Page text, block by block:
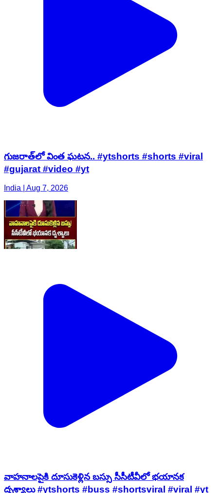
గుజరాత్‌లో వింత ఘటన.. #ytshorts #shorts #viral
#gujarat #video #yt
India | Aug 7, 2026
వాహనాలపైకి దూసుకెళ్లిన బస్సు సీసీటీవీలో భయానక
దృశ్యాలు #ytshorts #buss #shortsviral #viral #yt